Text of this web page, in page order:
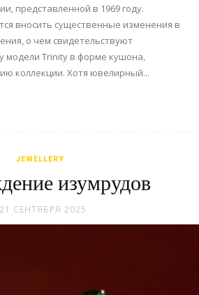
представленной в 1969 году.
вносить существенные изменения в
о чем свидетельствуют
модели Trinity в форме кушона,
коллекции. Хотя ювелирный...
JEWELLERY
изумрудов
21 СЕНТЯБРЯ 2025